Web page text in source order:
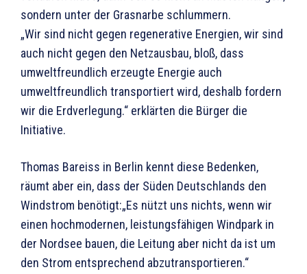
sondern unter der Grasnarbe schlummern.
„Wir sind nicht gegen regenerative Energien, wir sind
auch nicht gegen den Netzausbau, bloß, dass
umweltfreundlich erzeugte Energie auch
umweltfreundlich transportiert wird, deshalb fordern
wir die Erdverlegung.“ erklärten die Bürger die
Initiative.
Thomas Bareiss in Berlin kennt diese Bedenken,
räumt aber ein, dass der Süden Deutschlands den
Windstrom benötigt:„Es nützt uns nichts, wenn wir
einen hochmodernen, leistungsfähigen Windpark in
der Nordsee bauen, die Leitung aber nicht da ist um
den Strom entsprechend abzutransportieren.“